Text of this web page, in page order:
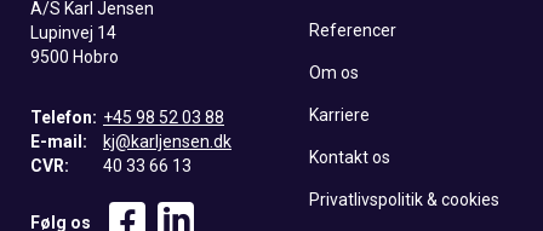
A/S Karl Jensen
Lupinvej 14
9500 Hobro
Telefon: +45 98 52 03 88
E-mail:
kj@karljensen.dk
CVR:
40 33 66 13
Følg os
Referencer
Om os
Karriere
Kontakt os
Privatlivspolitik & cookies